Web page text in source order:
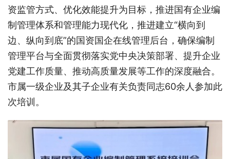
资监管方式、优化效能提升为目标，推进国有企业编
制管理体系和管理能力现代化，推进建立“横向到
边、纵向到底”的国资国企在线管理后台，确保编制
管理平台与全面贯彻落实党中央决策部署、提升企业
党建工作质量、推动高质量发展等工作的深度融合。
市属一级企业及其子企业有关负责同志60余人参加此
次培训。